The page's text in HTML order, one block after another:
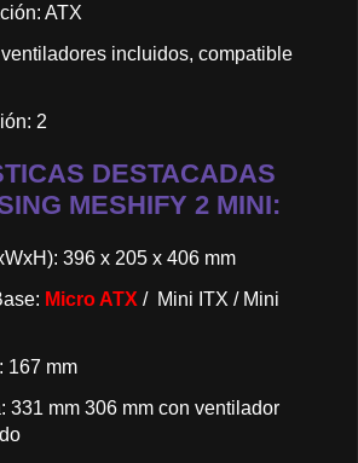
ATX
incluidos, compatible
2
DESTACADAS
MESHIFY 2 MINI:
396 x 205 x 406 mm
Micro ATX / Mini ITX / Mini
167 mm
331 mm 306 mm con ventilador